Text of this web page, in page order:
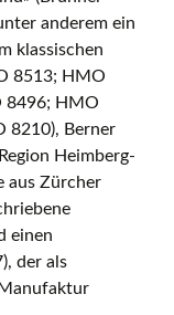
anderem ein
klassischen
8513; HMO
8496; HMO
8210), Berner
Heimberg-
aus Zürcher
einen
der als